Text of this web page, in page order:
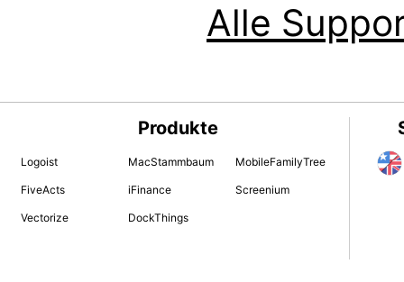
Alle
Produkte
Logoist MacStammbaum MobileFamilyTree
FiveActs iFinance Screenium
Vectorize DockThings